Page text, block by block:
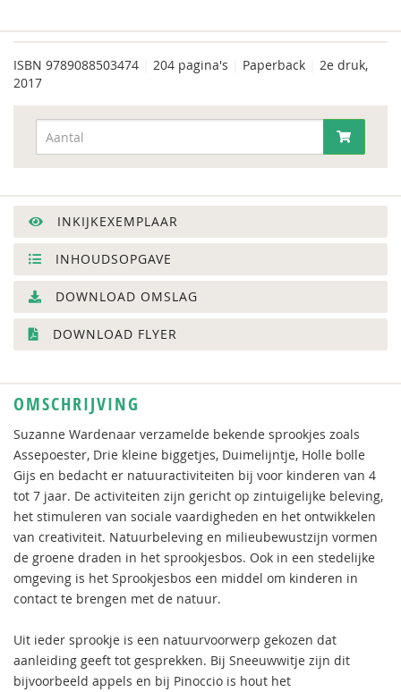
ISBN 9789088503474 204 pagina's Paperback
2e druk,
2017
INKIJKEXEMPLAAR
INHOUDSOPGAVE
DOWNLOAD OMSLAG
DOWNLOAD FLYER
OMSCHRIJVING
Suzanne Wardenaar verzamelde bekende sprookjes zoals
Assepoester, Drie kleine biggetjes, Duimelijntje, Holle bolle
Gijs en bedacht er natuuractiviteiten bij voor kinderen van 4
tot 7 jaar. De activiteiten zijn gericht op zintuigelijke beleving,
het stimuleren van sociale vaardigheden en het ontwikkelen
van creativiteit. Natuurbeleving en milieubewustzijn vormen
de groene draden in het sprookjesbos. Ook in een stedelijke
omgeving is het Sprookjesbos een middel om kinderen in
contact te brengen met de natuur.
Uit ieder sprookje is een natuurvoorwerp gekozen dat
aanleiding geeft tot gesprekken. Bij Sneeuwwitje zijn dit
bijvoorbeeld appels en bij Pinoccio is hout het